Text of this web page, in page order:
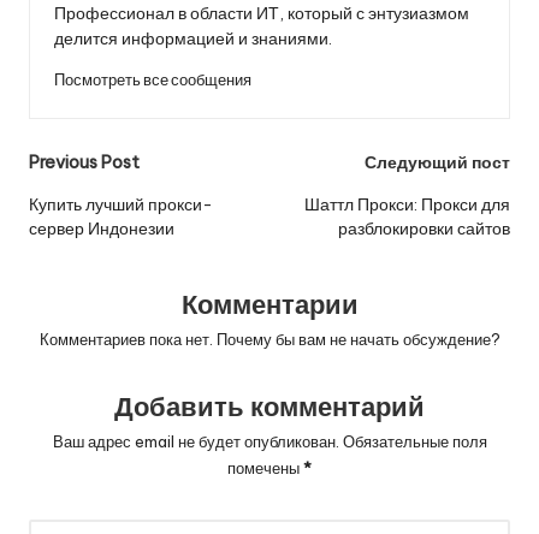
Профессионал в области ИТ, который с энтузиазмом
делится информацией и знаниями.
Посмотреть все сообщения
Post
navigation
Previous Post
Купить лучший прокси-
сервер Индонезии
Следующий пост
Шаттл Прокси: Прокси для
разблокировки сайтов
Комментарии
Комментариев пока нет. Почему бы вам не начать обсуждение?
Добавить комментарий
Ваш адрес email не будет опубликован. Обязательные поля
помечены*